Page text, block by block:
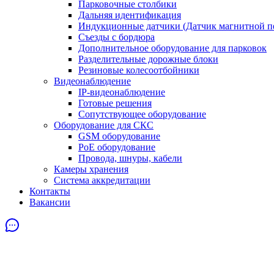
Парковочные столбики
Дальняя идентификация
Индукционные датчики (Датчик магнитной
Съезды с бордюра
Дополнительное оборудование для парковок
Разделительные дорожные блоки
Резиновые колесоотбойники
Видеонаблюдение
IP-видеонаблюдение
Готовые решения
Сопутствующее оборудование
Оборудование для СКС
GSM оборудование
PoE оборудование
Провода, шнуры, кабели
Камеры хранения
Система аккредитации
Контакты
Вакансии